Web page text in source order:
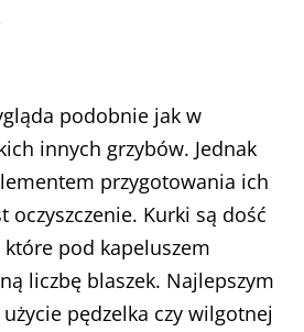
podobnie jak w
innych grzybów. Jednak
przygotowania ich
oczyszczenie. Kurki są dość
pod kapeluszem
liczbę blaszek. Najlepszym
pędzelka czy wilgotnej